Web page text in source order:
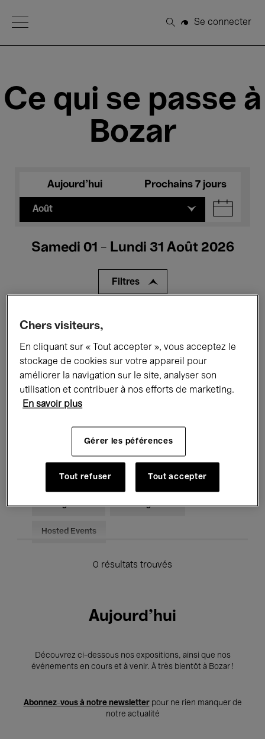
Open Menu
Rechercher
Se connecter
Ce qui se passe à
Bozar
Aujourd'hui Prochains 7 jours
Août
Samedi 01 - Lundi 31 Août 2026
Filtres
Tous les événements
Expositions Films Performances
Rencontres & Débats Jazz
Musique classique
Musique électronique
Pour tous Kids’ Palace
Enseignement Visites guidées
Hosted Events
0 résultats trouvés
Aujourd'hui
Découvrez ci-dessous nos expositions, ainsi que nos
événements en cours et à venir. À très bientôt à Bozar !
Abonnez-vous à notre newsletterpour ne rien manquer de
notre actualité
Chers visiteurs,
En cliquant sur « Tout accepter », vous acceptez le
stockage de cookies sur votre appareil pour
améliorer la navigation sur le site, analyser son
utilisation et contribuer à nos efforts de marketing.
En savoir plus
Gérer les péférences
Tout refuser Tout accepter